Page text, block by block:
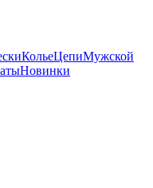
КольеЦепиМужской
Новинки